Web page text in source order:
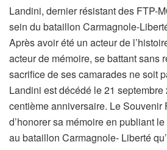
Landini, dernier résistant des FTP-
sein du bataillon Carmagnole-
Après avoir été un acteur de
acteur de mémoire, se battant sans
sacrifice de ses camarades ne soit
Landini est décédé le 21 septembre
centième anniversaire. Le Souvenir
d’honorer sa mémoire en publiant
au bataillon Carmagnole- Liberté